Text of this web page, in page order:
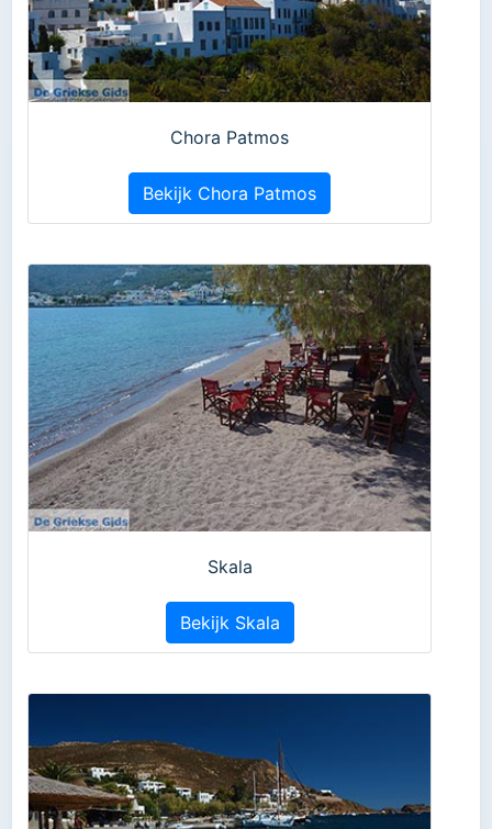
Chora Patmos
Bekijk Chora Patmos
Skala
Bekijk Skala